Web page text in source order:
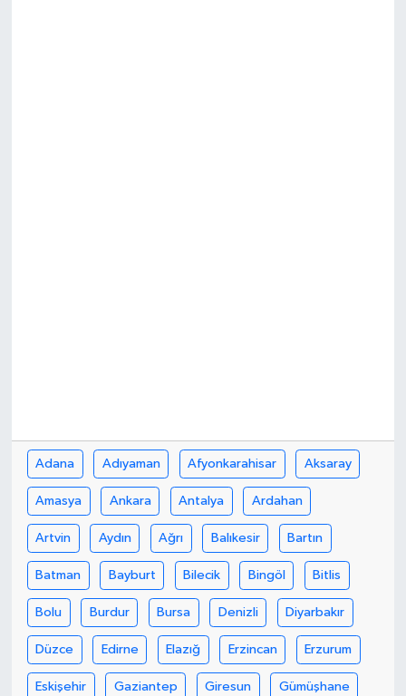
Adana Adıyaman Afyonkarahisar Aksaray
Amasya Ankara Antalya Ardahan
Artvin Aydın Ağrı Balıkesir Bartın
Batman Bayburt Bilecik Bingöl Bitlis
Bolu Burdur Bursa Denizli Diyarbakır
Düzce Edirne Elazığ Erzincan Erzurum
Eskişehir Gaziantep Giresun Gümüşhane